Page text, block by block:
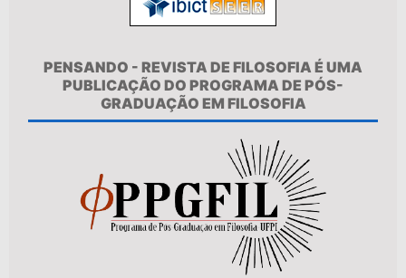
PENSANDO - REVISTA DE FILOSOFIA É UMA
PUBLICAÇÃO DO PROGRAMA DE PÓS-
GRADUAÇÃO EM FILOSOFIA